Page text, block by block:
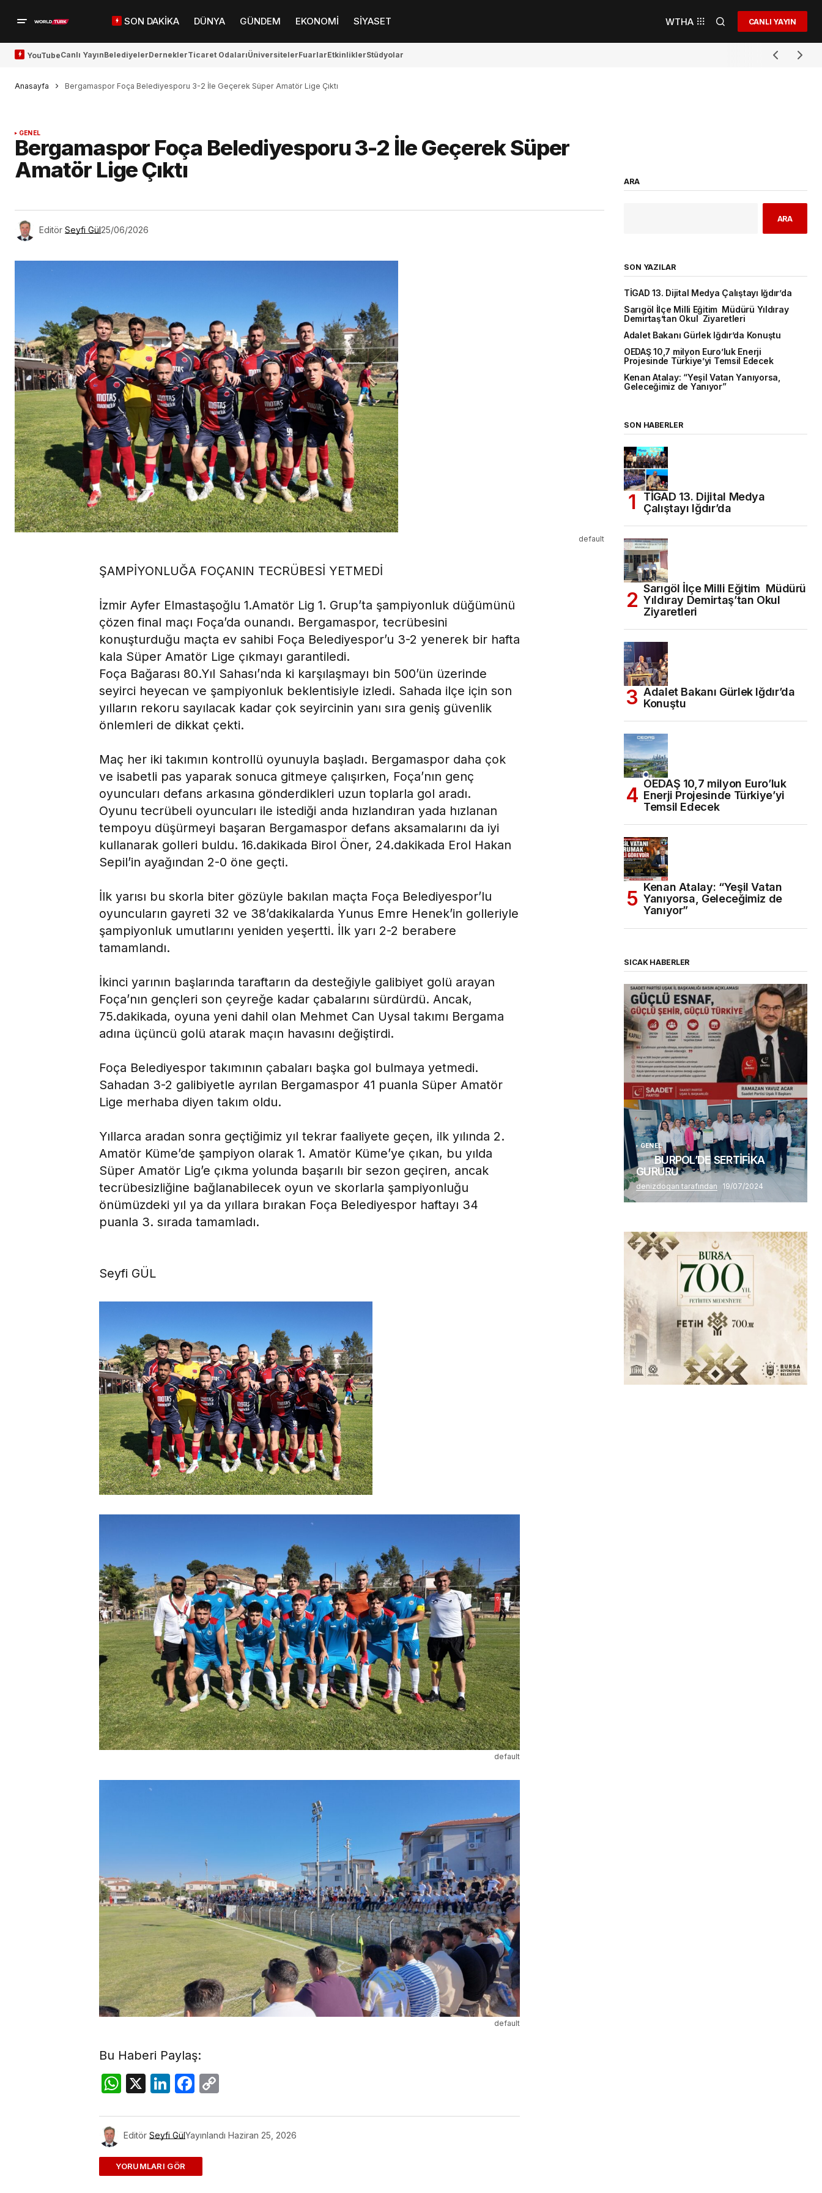
SON DAKİKA DÜNYA GÜNDEM EKONOMİ SİYASET WTHA CANLI YAYIN
YouTubeCanlı YayınBelediyelerDerneklerTicaret OdalarıÜniversitelerFuarlarEtkinliklerStüdyolar
Anasayfa Bergamaspor Foça Belediyesporu 3-2 İle Geçerek Süper Amatör Lige Çıktı
GENEL
Bergamaspor Foça Belediyesporu 3-2 İle Geçerek Süper
Amatör Lige Çıktı
Editör Seyfi Gül25/06/2026
default
ŞAMPİYONLUĞA FOÇANIN TECRÜBESİ YETMEDİ
İzmir Ayfer Elmastaşoğlu 1.Amatör Lig 1. Grup’ta şampiyonluk düğümünü
çözen final maçı Foça’da ounandı. Bergamaspor, tecrübesini
konuşturduğu maçta ev sahibi Foça Belediyespor’u 3-2 yenerek bir hafta
kala Süper Amatör Lige çıkmayı garantiledi.
Foça Bağarası 80.Yıl Sahası’nda ki karşılaşmayı bin 500’ün üzerinde
seyirci heyecan ve şampiyonluk beklentisiyle izledi. Sahada ilçe için son
yılların rekoru sayılacak kadar çok seyircinin yanı sıra geniş güvenlik
önlemleri de dikkat çekti.
Maç her iki takımın kontrollü oyunuyla başladı. Bergamaspor daha çok
ve isabetli pas yaparak sonuca gitmeye çalışırken, Foça’nın genç
oyuncuları defans arkasına gönderdikleri uzun toplarla gol aradı.
Oyunu tecrübeli oyuncuları ile istediği anda hızlandıran yada hızlanan
tempoyu düşürmeyi başaran Bergamaspor defans aksamalarını da iyi
kullanarak golleri buldu. 16.dakikada Birol Öner, 24.dakikada Erol Hakan
Sepil’in ayağından 2-0 öne geçti.
İlk yarısı bu skorla biter gözüyle bakılan maçta Foça Belediyespor’lu
oyuncuların gayreti 32 ve 38’dakikalarda Yunus Emre Henek’in golleriyle
şampiyonluk umutlarını yeniden yeşertti. İlk yarı 2-2 berabere
tamamlandı.
İkinci yarının başlarında taraftarın da desteğiyle galibiyet golü arayan
Foça’nın gençleri son çeyreğe kadar çabalarını sürdürdü. Ancak,
75.dakikada, oyuna yeni dahil olan Mehmet Can Uysal takımı Bergama
adına üçüncü golü atarak maçın havasını değiştirdi.
Foça Belediyespor takımının çabaları başka gol bulmaya yetmedi.
Sahadan 3-2 galibiyetle ayrılan Bergamaspor 41 puanla Süper Amatör
Lige merhaba diyen takım oldu.
Yıllarca aradan sonra geçtiğimiz yıl tekrar faaliyete geçen, ilk yılında 2.
Amatör Küme’de şampiyon olarak 1. Amatör Küme’ye çıkan, bu yılda
Süper Amatör Lig’e çıkma yolunda başarılı bir sezon geçiren, ancak
tecrübesizliğine bağlanabilecek oyun ve skorlarla şampiyonluğu
önümüzdeki yıl ya da yıllara bırakan Foça Belediyespor haftayı 34
puanla 3. sırada tamamladı.
Seyfi GÜL
default
default
Bu Haberi Paylaş:
WhatsApp
X LinkedIn
Facebook
Editör Seyfi GülYayınlandı Haziran 25, 2026
ADD A COMMENT
ARA
ARA
SON YAZILAR
TİGAD 13. Dijital Medya Çalıştayı Iğdır’da
Sarıgöl İlçe Milli Eğitim Müdürü Yıldıray
Demirtaş’tan Okul Ziyaretleri
Adalet Bakanı Gürlek Iğdır’da Konuştu
OEDAŞ 10,7 milyon Euro’luk Enerji
Projesinde Türkiye’yi Temsil Edecek
Kenan Atalay: “Yeşil Vatan Yanıyorsa,
Geleceğimiz de Yanıyor”
SON HABERLER
TİGAD 13. Dijital Medya
Çalıştayı Iğdır’da
Sarıgöl İlçe Milli Eğitim Müdürü
Yıldıray Demirtaş’tan Okul
Ziyaretleri
Adalet Bakanı Gürlek Iğdır’da
Konuştu
OEDAŞ 10,7 milyon Euro’luk
Enerji Projesinde Türkiye’yi
Temsil Edecek
Kenan Atalay: “Yeşil Vatan
Yanıyorsa, Geleceğimiz de
Yanıyor”
SICAK HABERLER
(başlıksız)
Alaattin Karahan tarafından 14/07/2026
GENEL
BURPOL’DE SERTİFİKA
GURURU
denizdogan tarafından 19/07/2024